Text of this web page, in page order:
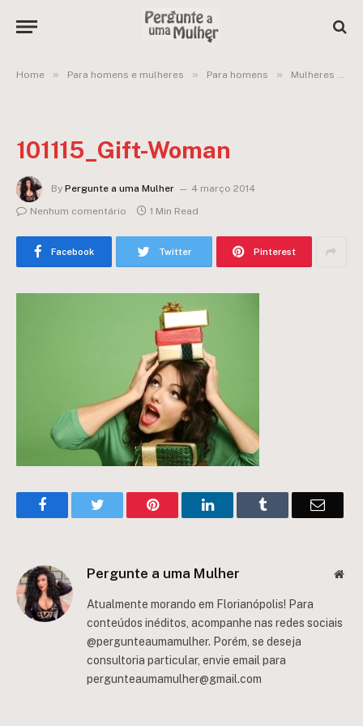
Home » Para homens e mulheres » Para homens » Mulheres ainda gostam de receber presentes anônimos?
101115_Gift-Woman
By Pergunte a uma Mulher
4 março 2014
Nenhum comentário
1 Min Read
Facebook Twitter Pinterest
FacebookTwitter Pinterest LinkedInTumblr Email
Pergunte a uma Mulher
Atualmente morando em Florianópolis! Para
conteúdos inéditos, acompanhe nas redes sociais
@pergunteaumamulher. Porém, se deseja
consultoria particular, envie email para
pergunteaumamulher@gmail.com